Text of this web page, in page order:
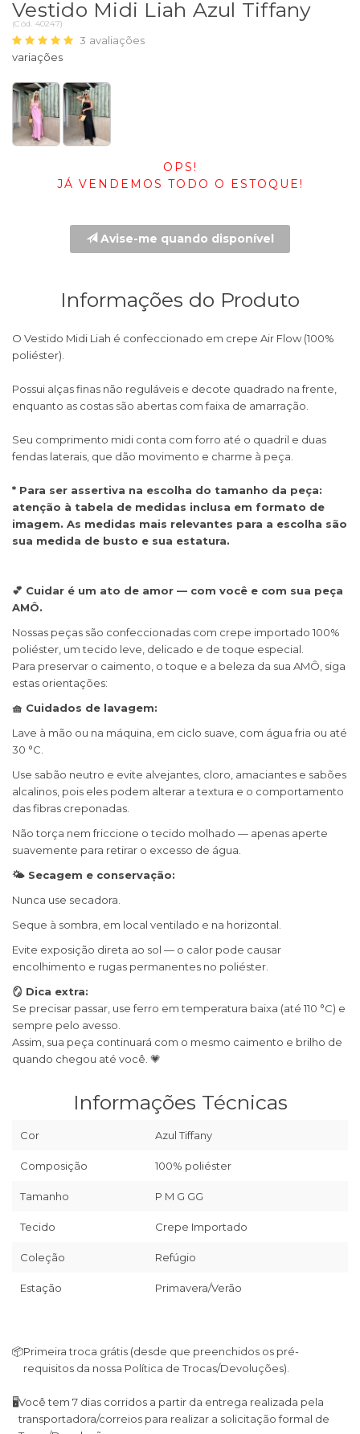
Vestido Midi Liah Azul Tiffany
(Cód. 40247)
3 avaliações
OPS!
JÁ VENDEMOS TODO O ESTOQUE!
Avise-me quando disponível
Informações do Produto
O Vestido Midi Liah é confeccionado em crepe Air Flow (100%
poliéster).
Possui alças finas não reguláveis e decote quadrado na frente,
enquanto as costas são abertas com faixa de amarração.
Seu comprimento midi conta com forro até o quadril e duas
fendas laterais, que dão movimento e charme à peça.
* Para ser assertiva na escolha do tamanho da peça:
atenção à tabela de medidas inclusa em formato de
imagem. As medidas mais relevantes para a escolha são
sua medida de busto e sua estatura.
💕 Cuidar é um ato de amor — com você e com sua peça
AMÔ.
Nossas peças são confeccionadas com crepe importado 100%
poliéster, um tecido leve, delicado e de toque especial.
Para preservar o caimento, o toque e a beleza da sua AMÔ, siga
estas orientações:
🧺 Cuidados de lavagem:
Lave à mão ou na máquina, em ciclo suave, com água fria ou até
30 °C.
Use sabão neutro e evite alvejantes, cloro, amaciantes e sabões
alcalinos, pois eles podem alterar a textura e o comportamento
das fibras creponadas.
Não torça nem friccione o tecido molhado — apenas aperte
suavemente para retirar o excesso de água.
🌤 Secagem e conservação:
Nunca use secadora.
Seque à sombra, em local ventilado e na horizontal.
Evite exposição direta ao sol — o calor pode causar
encolhimento e rugas permanentes no poliéster.
🪞 Dica extra:
Se precisar passar, use ferro em temperatura baixa (até 110 °C) e
sempre pelo avesso.
Assim, sua peça continuará com o mesmo caimento e brilho de
quando chegou até você. 💗
Informações Técnicas
Cor Azul Tiffany
Composição 100% poliéster
Tamanho P M G GG
Tecido Crepe Importado
Coleção Refúgio
Estação Primavera/Verão
📦Primeira troca grátis (desde que preenchidos os pré-
requisitos da nossa Política de Trocas/Devoluções).
🖥Você tem 7 dias corridos a partir da entrega realizada pela
transportadora/correios para realizar a solicitação formal de